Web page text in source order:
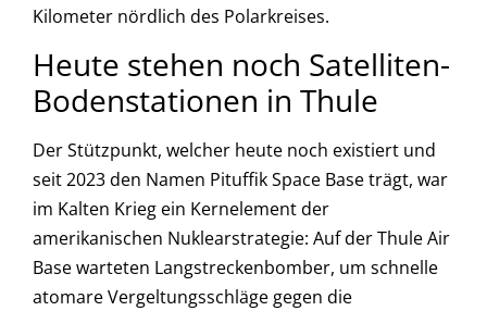
Kilometer nördlich des Polarkreises.
Heute stehen noch Satelliten-
Bodenstationen in Thule
Der Stützpunkt, welcher heute noch existiert und
seit 2023 den Namen Pituffik Space Base trägt, war
im Kalten Krieg ein Kernelement der
amerikanischen Nuklearstrategie: Auf der Thule Air
Base warteten Langstreckenbomber, um schnelle
atomare Vergeltungsschläge gegen die